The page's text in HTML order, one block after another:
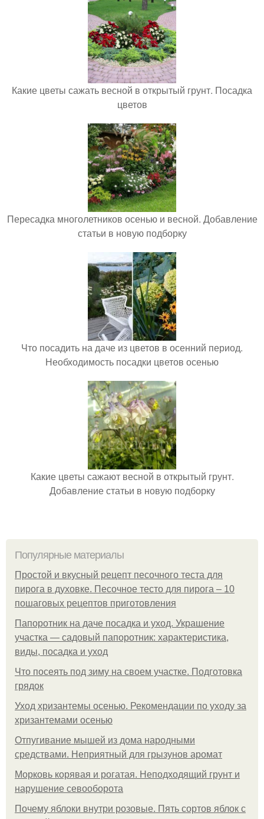
Какие цветы сажать весной в открытый грунт. Посадка
цветов
Пересадка многолетников осенью и весной. Добавление
статьи в новую подборку
Что посадить на даче из цветов в осенний период.
Необходимость посадки цветов осенью
Какие цветы сажают весной в открытый грунт.
Добавление статьи в новую подборку
Популярные материалы
Простой и вкусный рецепт песочного теста для
пирога в духовке. Песочное тесто для пирога – 10
пошаговых рецептов приготовления
Папоротник на даче посадка и уход. Украшение
участка — садовый папоротник: характеристика,
виды, посадка и уход
Что посеять под зиму на своем участке. Подготовка
грядок
Уход хризантемы осенью. Рекомендации по уходу за
хризантемами осенью
Отпугивание мышей из дома народными
средствами. Неприятный для грызунов аромат
Морковь корявая и рогатая. Неподходящий грунт и
нарушение севооборота
Почему яблоки внутри розовые. Пять сортов яблок с